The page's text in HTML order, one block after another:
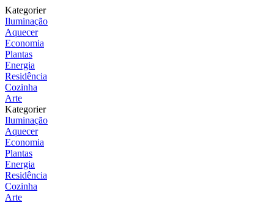
Kategorier
Iluminação
Aquecer
Economia
Plantas
Energia
Residência
Cozinha
Arte
Kategorier
Iluminação
Aquecer
Economia
Plantas
Energia
Residência
Cozinha
Arte